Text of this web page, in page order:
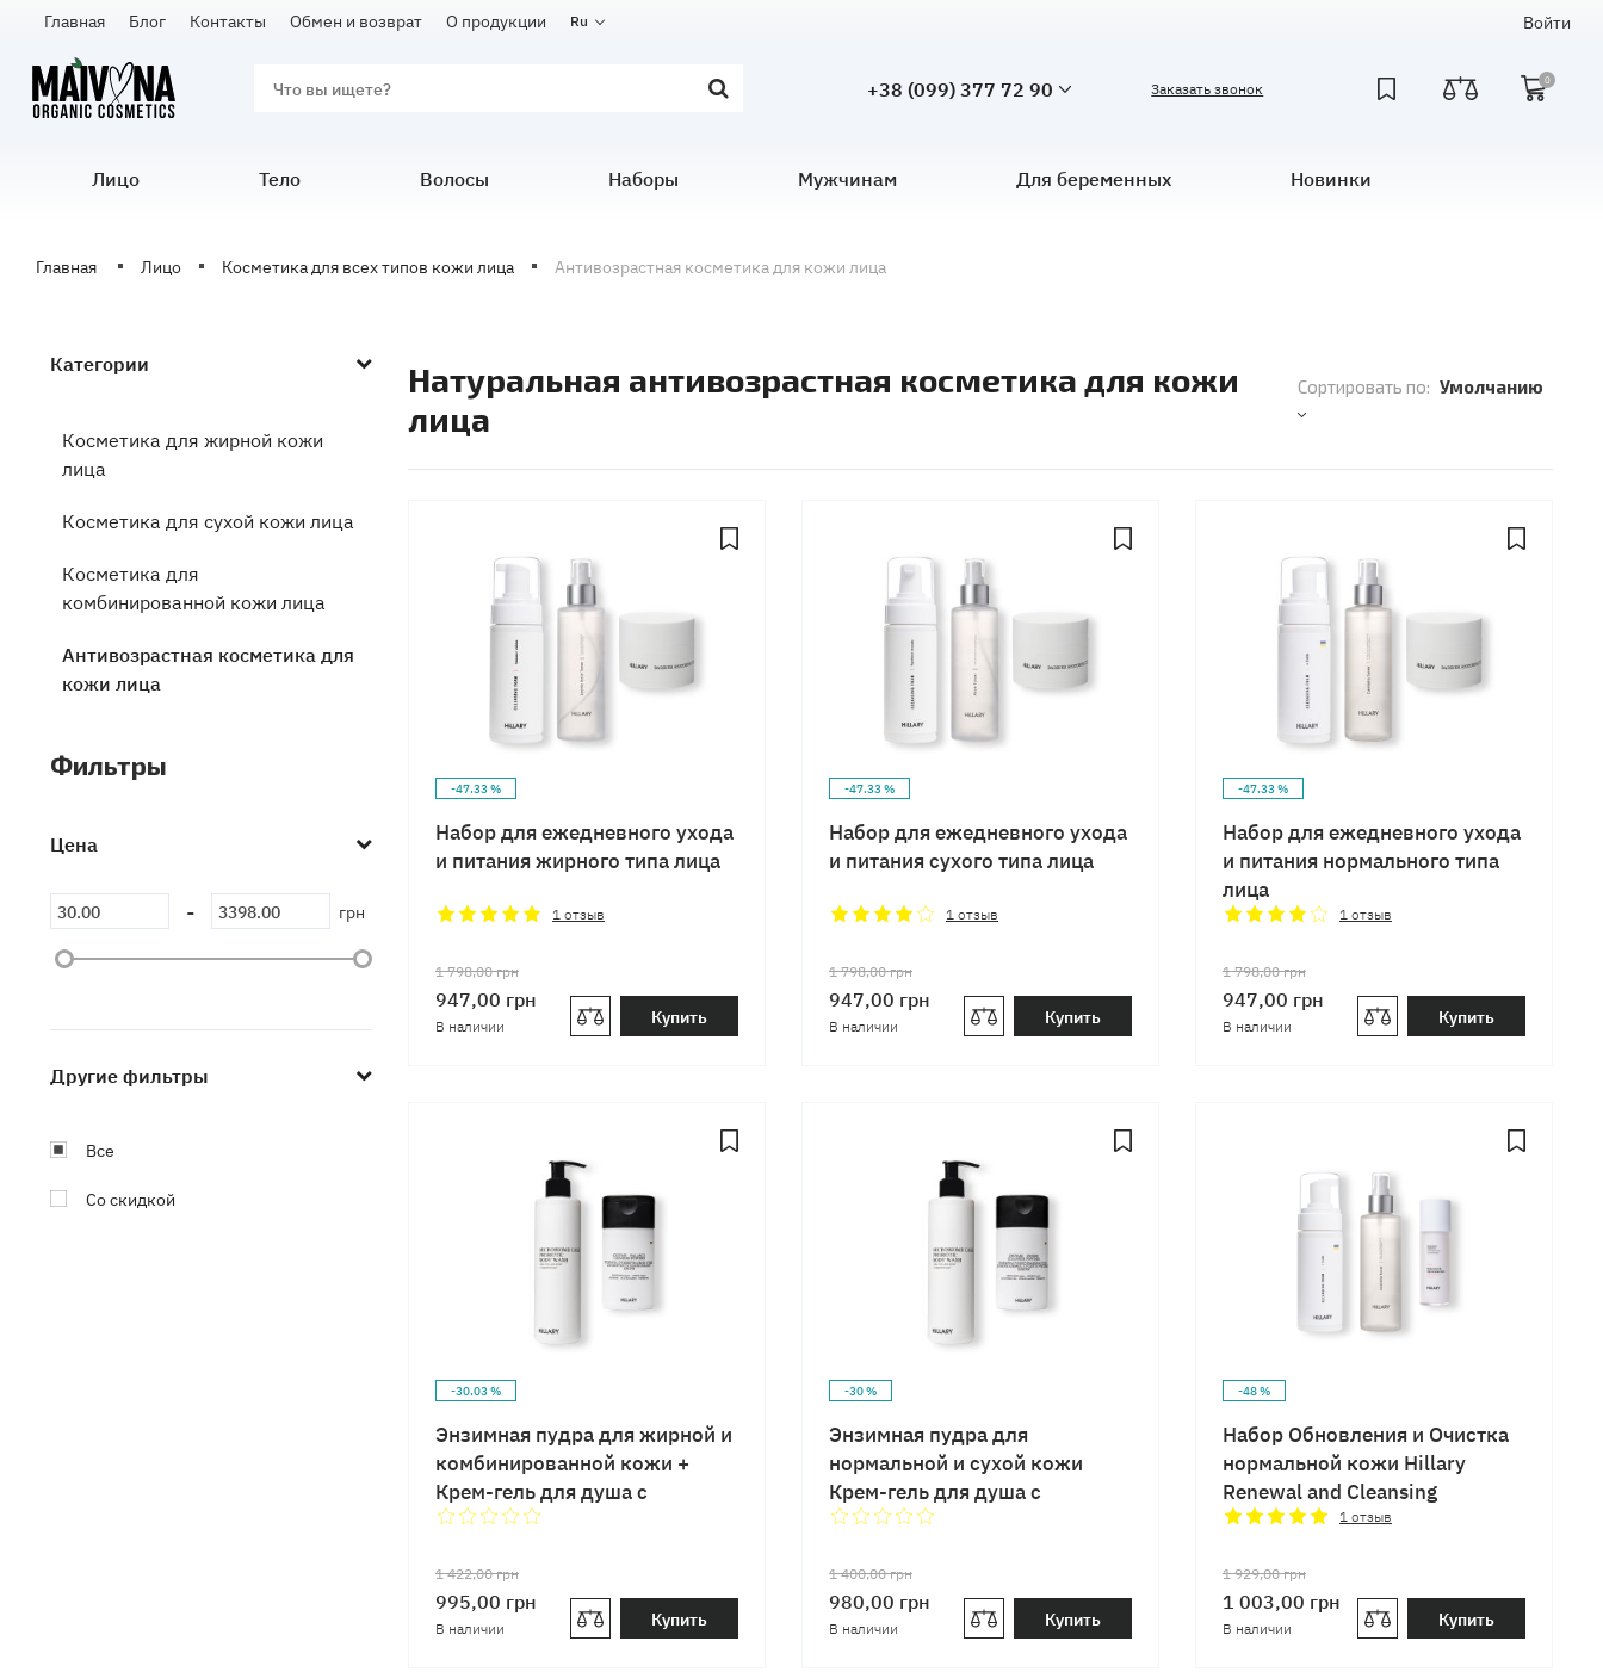
Главная Блог Контакты Обмен и возврат О продукции Ru Войти
+38 (099) 377 72 90 Заказать звонок 0
Лицо Тело Волосы Наборы Мужчинам Для беременных Новинки
Главная Лицо Косметика для всех типов кожи лица Антивозрастная косметика для кожи лица
Категории
Косметика для жирной кожи
лица
Косметика для сухой кожи лица
Косметика для
комбинированной кожи лица
Антивозрастная косметика для
кожи лица
кожи лица
Фильтры
Цена
- грн
Другие фильтры
Все
Со скидкой
Натуральная антивозрастная косметика для кожи
лица
Сортировать по: Умолчанию
-47.33 %
Набор для ежедневного ухода
и питания жирного типа лица
1 отзыв
1 798,00грн
947,00 грн
В наличии Купить
-47.33 %
Набор для ежедневного ухода
и питания сухого типа лица
1 отзыв
1 798,00грн
947,00 грн
В наличии Купить
-47.33 %
Набор для ежедневного ухода
и питания нормального типа
лица
1 отзыв
1 798,00грн
947,00 грн
В наличии Купить
-30.03 %
Энзимная пудра для жирной и
комбинированной кожи +
Крем-гель для душа с
пребиотиками
1 422,00грн
995,00 грн
В наличии Купить
-30 %
Энзимная пудра для
нормальной и сухой кожи
Крем-гель для душа с
пребиотиками
1 400,00грн
980,00 грн
В наличии Купить
-48 %
Набор Обновления и Очистка
нормальной кожи Hillary
Renewal and Cleansing
1 отзыв
1 929,00грн
1 003,00 грн
В наличии Купить